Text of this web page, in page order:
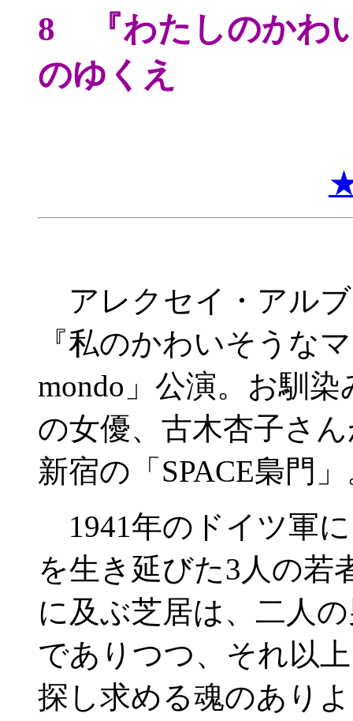
8 『わたしのかわ
のゆくえ
アレクセイ・アルブ
『私のかわいそうな
mondo」公演。お馴
の女優、古木杏子さ
新宿の「SPACE梟門
1941年のドイツ軍
を生き延びた3人の若
に及ぶ芝居は、二人
でありつつ、それ以
探し求める魂のあり